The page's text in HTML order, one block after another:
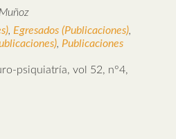
, Egresados (Publicaciones),
, Publicaciones
psiquiatría, vol 52, n°4,